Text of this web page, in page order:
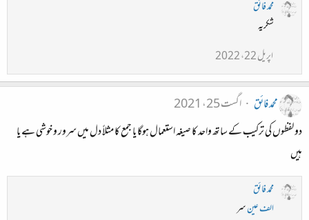
محمد فائق
شکریہ
اپریل 22، 2022
محمد فائق
اگست 25، 2021
دو لفظوں کی ترکیب کے ساتھ واحد کا صیغہ استعمال ہوگا یا جمع کا مثلاً دل میں سرور و خوشی ہے یا
ہیں
محمد فائق
الف عینسر